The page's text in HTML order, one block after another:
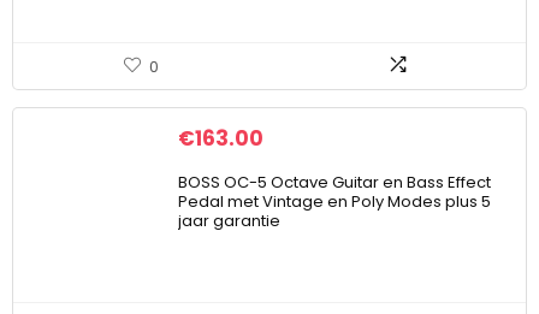
0
€163.00
BOSS OC-5 Octave Guitar en Bass Effect
Pedal met Vintage en Poly Modes plus 5
jaar garantie